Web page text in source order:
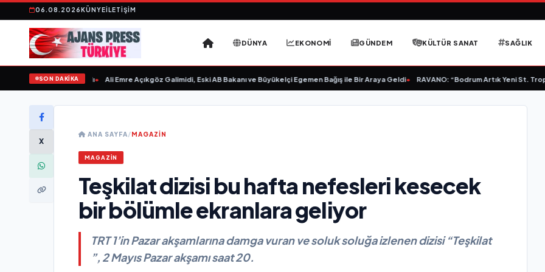
06.08.2026KÜNYEİLETIŞIM
DÜNYA EKONOMİ GÜNDEM KÜLTÜR SANAT SAĞLIK
SON DAKİKA
Sevgilim “ yayımlandı Ali Emre Açıkgöz Galimidi, Eski AB Bakanı ve Büyükelçi Egemen Bağış ile Bir Araya Geldi• RAVANO: “Bodrum Artık Yeni St.
X
ANA SAYFA/MAGAZİN
MAGAZİN
Teşkilat dizisi bu hafta nefesleri kesecek
bir bölümle ekranlara geliyor
TRT 1’in Pazar akşamlarına damga vuran ve soluk soluğa izlenen dizisi “Teşkilat
”, 2 Mayıs Pazar akşamı saat 20.